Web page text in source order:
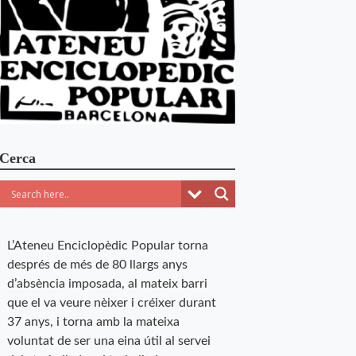
L’Ateneu Enciclopèdic Popular torna
després de més de 80 llargs anys
d’absència imposada, al mateix barri
que el va veure nèixer i créixer durant
37 anys, i torna amb la mateixa
voluntat de ser una eina útil al servei